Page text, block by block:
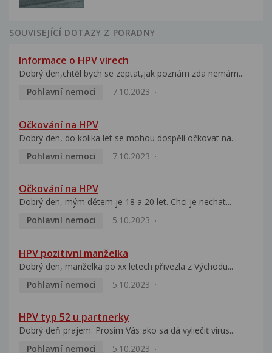
SOUVISEJÍCÍ DOTAZY Z PORADNY
Informace o HPV virech
Dobrý den,chtěl bych se zeptat,jak poznám zda nemám...
Pohlavní nemoci
7.10.2023
Očkování na HPV
Dobrý den, do kolika let se mohou dospělí očkovat na...
Pohlavní nemoci
7.10.2023
Očkování na HPV
Dobrý den, mým dětem je 18 a 20 let. Chci je nechat...
Pohlavní nemoci
5.10.2023
HPV pozitivní manželka
Dobrý den, manželka po xx letech přivezla z Východu...
Pohlavní nemoci
5.10.2023
HPV typ 52 u partnerky
Dobrý deň prajem. Prosím Vás ako sa dá vyliečiť vírus...
Pohlavní nemoci
5.10.2023